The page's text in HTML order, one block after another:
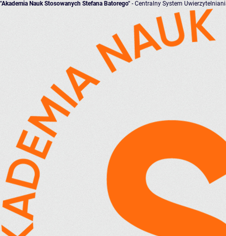
"Akademia Nauk Stosowanych Stefana Batorego" - Centralny System